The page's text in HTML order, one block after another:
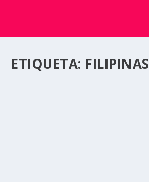
ETIQUETA: FILIPINAS